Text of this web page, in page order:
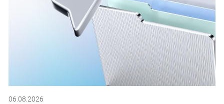
06.08.2026